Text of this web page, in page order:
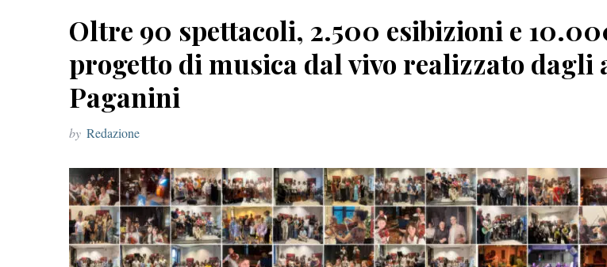
Oltre 90 spettacoli, 2.500 esibizioni e
progetto di musica dal vivo realizzato dagli
Paganini
by Redazione